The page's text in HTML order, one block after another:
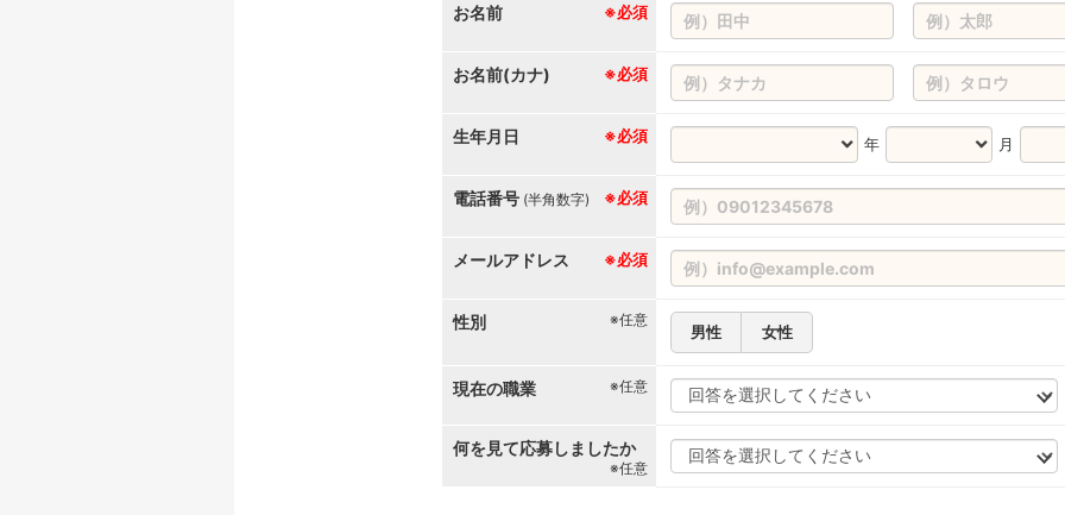
お名前 ※必須
お名前(カナ) ※必須
生年月日 ※必須 年 月
電話番号 ※必須
(半角数字)
メールアドレス ※必須
性別 ※任意
男性 女性
現在の職業 ※任意
何を見て応募しましたか
※任意